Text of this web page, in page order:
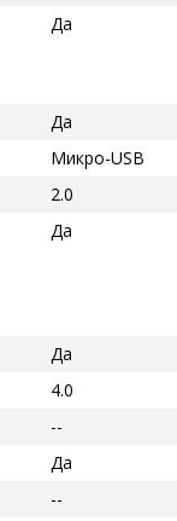
Да
Да
Микро-USB
2.0
Да
Да
4.0
--
Да
--